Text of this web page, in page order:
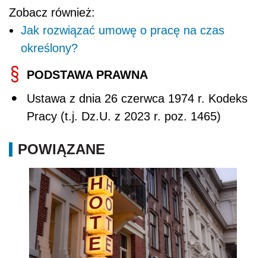
Zobacz również:
Jak rozwiązać umowę o pracę na czas
określony?
PODSTAWA PRAWNA
Ustawa z dnia 26 czerwca 1974 r. Kodeks
Pracy (t.j. Dz.U. z 2023 r. poz. 1465)
POWIĄZANE